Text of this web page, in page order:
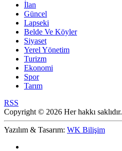
İlan
Güncel
Lapseki
Belde Ve Köyler
Siyaset
Yerel Yönetim
Turizm
Ekonomi
Spor
Tarım
RSS
Copyright © 2026 Her hakkı saklıdır.
Yazılım & Tasarım: WK Bilişim